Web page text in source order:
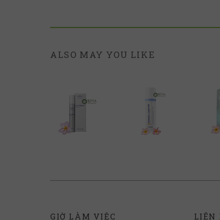
ALSO MAY YOU LIKE
GIỜ LÀM VIỆC LIÊN